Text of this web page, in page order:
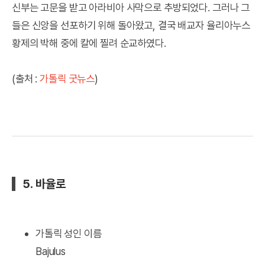
신부는 고문을 받고 아라비아 사막으로 추방되었다. 그러나 그
들은 신앙을 선포하기 위해 돌아왔고, 결국 배교자 율리아누스
황제의 박해 중에 칼에 찔려 순교하였다.
(출처 :가톨릭 굿뉴스)
5. 바율로
가톨릭 성인 이름
Bajulus